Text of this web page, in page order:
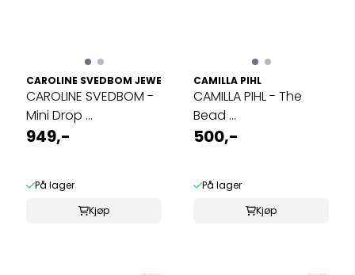
CAROLINE SVEDBOM JEWELRY
CAROLINE SVEDBOM -
Mini Drop ...
949,-
På lager
Kjøp
CAMILLA PIHL
CAMILLA PIHL - The
Bead ...
500,-
På lager
Kjøp